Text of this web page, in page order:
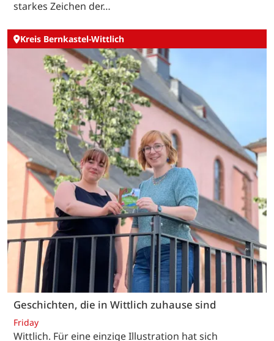
starkes Zeichen der…
Kreis Bernkastel-Wittlich
Geschichten, die in Wittlich zuhause sind
Friday
Wittlich. Für eine einzige Illustration hat sich